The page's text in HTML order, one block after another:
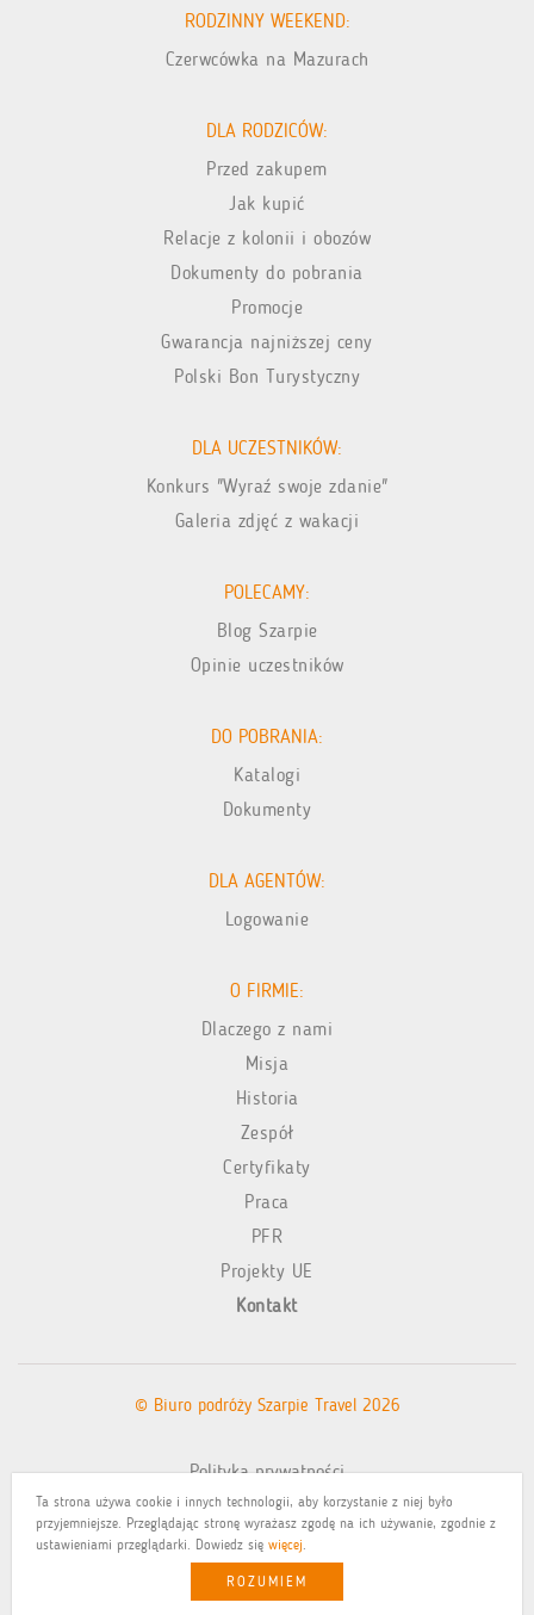
Ta strona używa cookie i innych technologii, aby korzystanie z niej było
przyjemniejsze. Przeglądając stronę wyrażasz zgodę na ich używanie, zgodnie z
ustawieniami przeglądarki. Dowiedz się więcej.
ROZUMIEM
RODZINNY WEEKEND:
Czerwcówka na Mazurach
DLA RODZICÓW:
Przed zakupem
Jak kupić
Relacje z kolonii i obozów
Dokumenty do pobrania
Promocje
Gwarancja najniższej ceny
Polski Bon Turystyczny
DLA UCZESTNIKÓW:
Konkurs "Wyraź swoje zdanie"
Galeria zdjęć z wakacji
POLECAMY:
Blog Szarpie
Opinie uczestników
DO POBRANIA:
Katalogi
Dokumenty
DLA AGENTÓW:
Logowanie
O FIRMIE:
Dlaczego z nami
Misja
Historia
Zespół
Certyfikaty
Praca
PFR
Projekty UE
Kontakt
© Biuro podróży Szarpie Travel 2026
Polityka prywatności
Mapa witryny
Realizacja: